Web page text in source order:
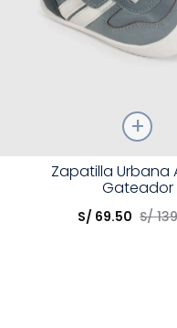
Elige una opción
Zapatilla Urbana
Gateador
S/ 69.50 S/